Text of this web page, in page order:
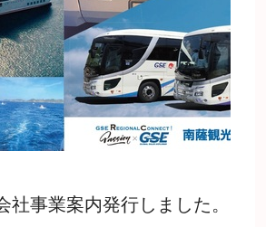
社事業案内発行しました。